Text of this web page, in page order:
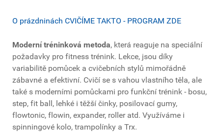
O prázdninách CVIČÍME TAKTO - PROGRAM ZDE
Moderní tréninková metoda, která reaguje na speciální
požadavky pro fitness trénink. Lekce, jsou díky
variabilitě pomůcek a cvičebních stylů mimořádně
zábavné a efektivní. Cvičí se s vahou vlastního těla, ale
také s moderními pomůckami pro funkční trénink - bosu,
step, fit ball, lehké i těžší činky, posilovací gumy,
flowtonic, flowin, expander, roller atd. Využíváme i
spinningové kolo, trampolínky a Trx.